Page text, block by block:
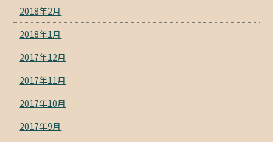
2018年2月
2018年1月
2017年12月
2017年11月
2017年10月
2017年9月